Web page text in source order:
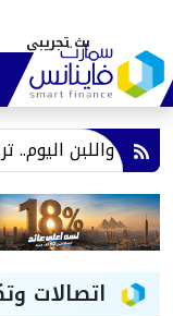
واللبن اليوم..
اتصالات